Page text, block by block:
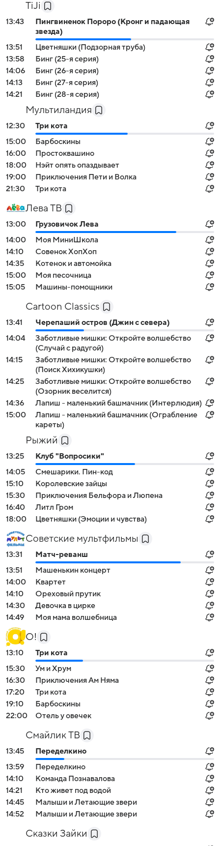
TiJi
13:43
Пингвиненок Пороро (Кронг и падающая
звезда)
13:51
Цветняшки (Подзорная труба)
13:58
Бинг (25-я серия)
14:06
Бинг (26-я серия)
14:13
Бинг (27-я серия)
14:21
Бинг (28-я серия)
Мультиландия
12:30
Три кота
15:00
Барбоскины
16:00
Простоквашино
18:00
Нэйт опять опаздывает
19:00
Приключения Пети и Волка
21:30
Три кота
Лева ТВ
13:00
Грузовичок Лева
14:00
Моя МиниШкола
14:10
Совенок ХопХоп
14:35
Котенок и автомойка
15:00
Моя песочница
15:05
Машины-помощники
Cartoon Classics
13:41
Черепаший остров (Джин с севера)
14:04
Заботливые мишки: Откройте волшебство
(Случай с радугой)
14:15
Заботливые мишки: Откройте волшебство
(Поиск Хихикушки)
14:25
Заботливые мишки: Откройте волшебство
(Озорник веселится)
14:36
Лапиш - маленький башмачник (Интерлюдия)
15:00
Лапиш - маленький башмачник (Ограбление
кареты)
Рыжий
13:25
Клуб "Вопросики"
14:05
Смешарики. Пин-код
15:10
Королевские зайцы
15:30
Приключения Бельфора и Люпена
16:40
Литл Гром
18:00
Цветняшки (Эмоции и чувства)
Советские мультфильмы
13:31
Матч-реванш
13:51
Мaшенькин кoнцерт
14:00
Квартет
14:10
Ореховый прутик
14:30
Девочка в цирке
14:49
Моя мама волшебница
О!
13:10
Три кота
15:30
Ум и Хрум
16:30
Приключения Ам Няма
17:20
Три кота
19:10
Барбоскины
22:00
Отель у овечек
Смайлик ТВ
13:45
Переделкино
13:59
Переделкино
14:10
Команда Познавалова
14:21
Кто живет под водой
14:45
Малыши и Летающие звери
14:52
Малыши и Летающие звери
Сказки Зайки